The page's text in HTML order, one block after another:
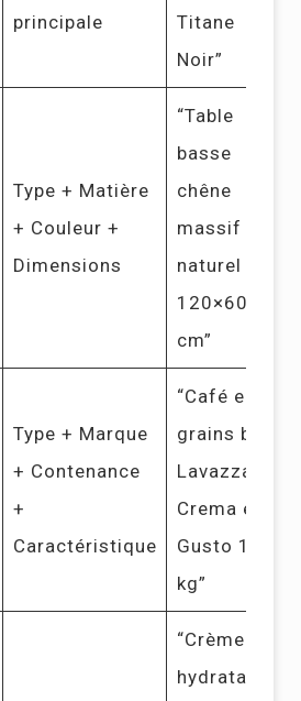
principale
Titane
Noir”
Type + Matière
+ Couleur +
Dimensions
“Table
basse
chêne
massif
naturel
120×60
cm”
Type + Marque
+ Contenance
+
Caractéristique
“Café en
grains bio
Lavazza
Crema e
Gusto 1
kg”
“Crème
hydratante